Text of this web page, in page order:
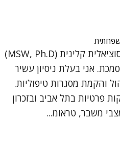
שמי ד"ר תלמה כהן, עובדת סוציאלית קלינית (MSW, Ph.D)
אני בעלת ניסיון עשיר
ניהול והקמת מסגרות טיפוליות.
פרטיות בתל אביב ובזכרון
משבר, טראומ...